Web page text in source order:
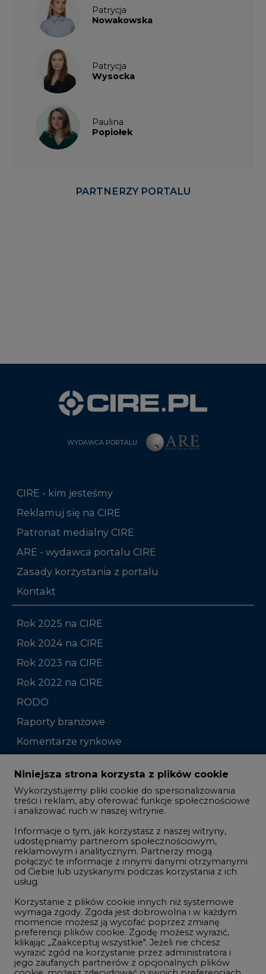
Patrycja
Nowakowska
Patrycja
Wysocka
Paulina
Popiołek
PARTNERZY PORTALU
WYDAWCA PORTALU
CIRE - kim jesteśmy
Reklamuj się na CIRE
Patronat medialny CIRE
ARE - wydawca portalu CIRE
Zasady korzystania z portalu
Kontakt
Rok 2025 na CIRE
Rok 2024 na CIRE
Rok 2023 na CIRE
Rok 2022 na CIRE
RODO
Raporty branżowe
Komentarze rynkowe
Zmiany kadrowe na rynku
Studio CIRE
Rozmowy o energetyce
Gospodarka
Geopolityka
LTE450
Innowacje i AI
Telekomunikacja i IT
Handel emisjami CO2
Wodór
Niniejsza strona korzysta z plików cookie
Wykorzystujemy pliki cookie do spersonalizowania
treści i reklam, aby oferować funkcje społecznościowe
i analizować ruch w naszej witrynie.
Informacje o tym, jak korzystasz z naszej witryny,
udostępniamy partnerom społecznościowym,
reklamowym i analitycznym. Partnerzy mogą
połączyć te informacje z innymi danymi otrzymanymi
od Ciebie lub uzyskanymi podczas korzystania z ich
usług.
Korzystanie z plików cookie innych niż systemowe
wymaga zgody. Zgoda jest dobrowolna i w każdym
momencie możesz ją wycofać poprzez zmianę
preferencji plików cookie. Zgodę możesz wyrazić,
klikając „Zaakceptuj wszystkie". Jeżeli nie chcesz
wyrazić zgód na korzystanie przez administratora i
jego zaufanych partnerów z opcjonalnych plików